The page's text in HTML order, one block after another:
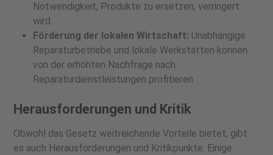
Notwendigkeit, Produkte zu ersetzen, verringert
wird.
Förderung der lokalen Wirtschaft: Unabhängige
Reparaturbetriebe und lokale Werkstätten können
von der erhöhten Nachfrage nach
Reparaturdienstleistungen profitieren.
Herausforderungen und Kritik
Obwohl das Gesetz weitreichende Vorteile bietet, gibt
es auch Herausforderungen und Kritikpunkte. Einige